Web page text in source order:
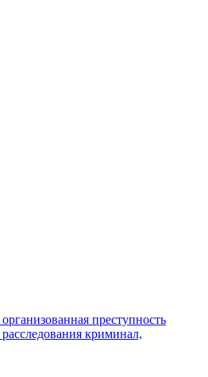
организованная преступность
расследования криминал,